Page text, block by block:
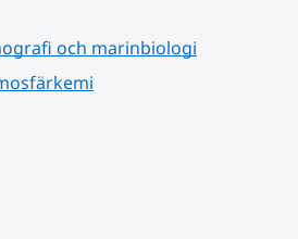
och marinbiologi